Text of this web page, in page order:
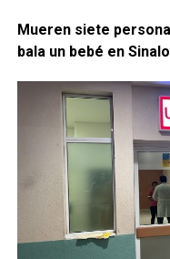
Mueren siete
bala un bebé en